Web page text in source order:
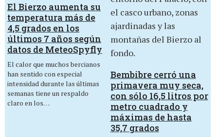
El Bierzo aumenta su
temperatura más de
4,5 grados en los
últimos 7 años según
datos de MeteoSpyfly
El calor que muchos bercianos
han sentido con especial
intensidad durante las últimas
semanas tiene un respaldo
claro en los…
Bembibre cerró una
primavera muy seca,
con sólo 16,5 litros por
metro cuadrado y
máximas de hasta
35,7 grados